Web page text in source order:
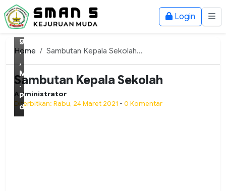
Login
Home Sambutan Kepala Sekolah...
Sambutan Kepala Sekolah
Administrator
Diterbitkan: Rabu, 24 Maret 2021 - 0 Komentar
S
.
A
g
.
,
M
.
P
d